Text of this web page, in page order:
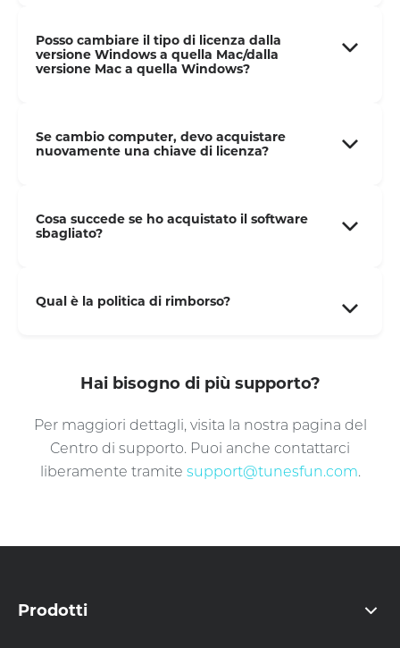
Posso cambiare il tipo di licenza dalla
versione Windows a quella Mac/dalla
versione Mac a quella Windows?
Se cambio computer, devo acquistare
nuovamente una chiave di licenza?
Cosa succede se ho acquistato il software
sbagliato?
Qual è la politica di rimborso?
Hai bisogno di più supporto?
Per maggiori dettagli, visita la nostra pagina del
Centro di supporto. Puoi anche contattarci
liberamente tramite support@tunesfun.com.
Prodotti